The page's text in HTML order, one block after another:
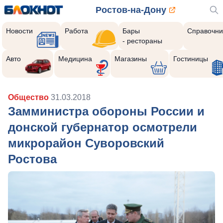
Ростов-на-Дону
Новости Работа
Бары
- рестораны
Авто Медицина Магазины Гостиницы
Общество 31.03.2018
Замминистра обороны России и
донской губернатор осмотрели
микрорайон Суворовский
Ростова
10
Реклама закроется через: